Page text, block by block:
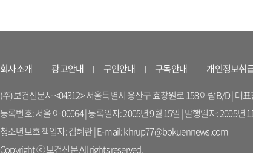
회사소개 광고안내 구인안내 구독안내 개인정보취
(주)보건신문사 <04312> 서울특별시 용산구 효창원로 158 아람B/D | 대
등록번호: 서울 아 00064 | 등록일자: 2005년 9월 15일 | 발행일자: 2005년
청소년보호 책임자: 김혜란 | E-mail: khrup77@bokuennews.com
Copyright ⓒ 보건신문 All rights reserved.